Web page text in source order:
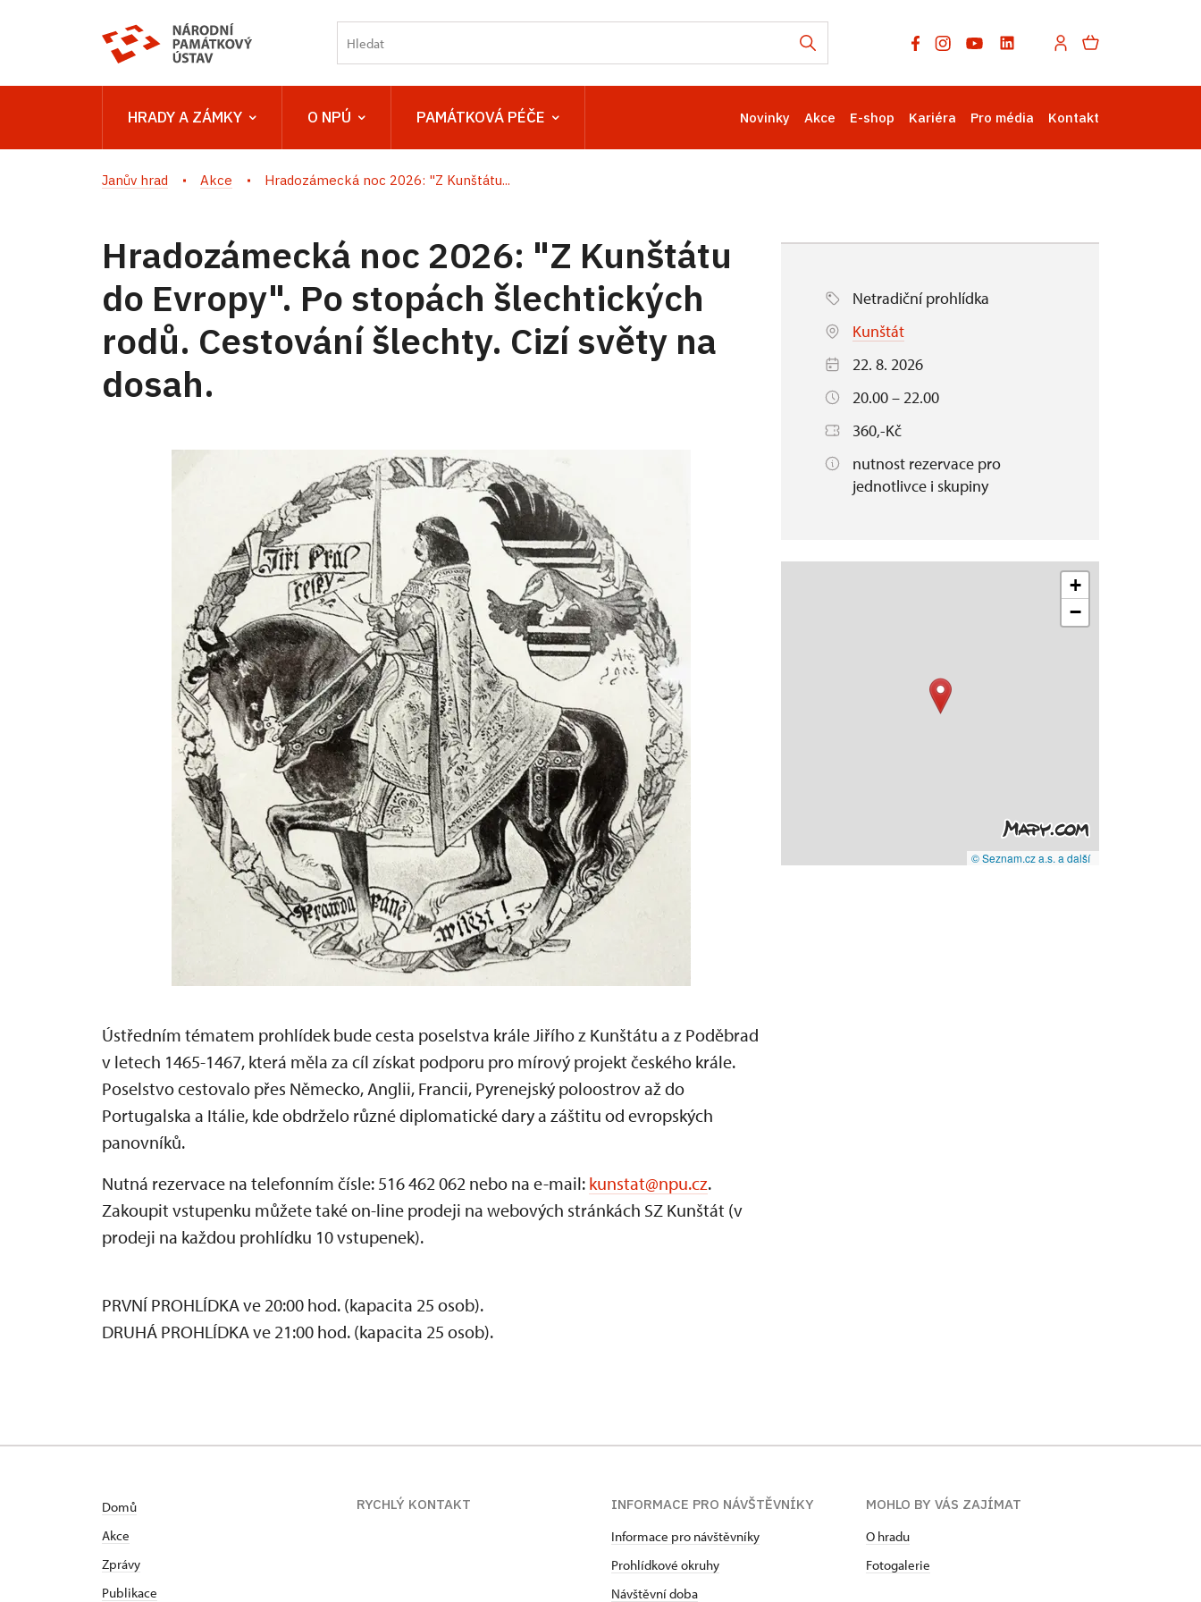
HRADY A ZÁMKY O NPÚ PAMÁTKOVÁ PÉČE Novinky Akce E-shop Kariéra Pro média Kontakt
Janův hrad Akce Hradozámecká noc 2026: "Z Kunštátu...
Hradozámecká noc 2026: "Z Kunštátu
do Evropy". Po stopách šlechtických
rodů. Cestování šlechty. Cizí světy na
dosah.
Ústředním tématem prohlídek bude cesta poselstva krále Jiřího z Kunštátu a z Poděbrad
v letech 1465-1467, která měla za cíl získat podporu pro mírový projekt českého krále.
Poselstvo cestovalo přes Německo, Anglii, Francii, Pyrenejský poloostrov až do
Portugalska a Itálie, kde obdrželo různé diplomatické dary a záštitu od evropských
panovníků.
Nutná rezervace na telefonním čísle: 516 462 062 nebo na e-mail: kunstat@npu.cz.
Zakoupit vstupenku můžete také on-line prodeji na webových stránkách SZ Kunštát (v
prodeji na každou prohlídku 10 vstupenek).
PRVNÍ PROHLÍDKA ve 20:00 hod. (kapacita 25 osob).
DRUHÁ PROHLÍDKA ve 21:00 hod. (kapacita 25 osob).
Netradiční prohlídka
Kunštát
22. 8. 2026
20.00 – 22.00
360,-Kč
nutnost rezervace pro
jednotlivce i skupiny
+
−
© Seznam.cz a.s. a další
Domů
Akce
Zprávy
Publikace
RYCHLÝ KONTAKT
INFORMACE PRO NÁVŠTĚVNÍKY
Informace pro návštěvníky
Prohlídkové okruhy
Návštěvní doba
MOHLO BY VÁS ZAJÍMAT
O hradu
Fotogalerie